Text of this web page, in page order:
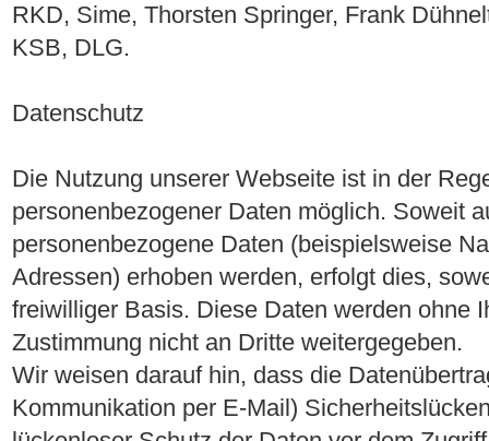
RKD, Sime, Thorsten Springer, Frank
KSB, DLG.
Datenschutz
Die Nutzung unserer Webseite ist in der
personenbezogener Daten möglich. Soweit
personenbezogene Daten (beispielsweise
Adressen) erhoben werden, erfolgt dies,
freiwilliger Basis. Diese Daten werden ohne
Zustimmung nicht an Dritte weitergegeben.
Wir weisen darauf hin, dass die
Kommunikation per E-Mail)